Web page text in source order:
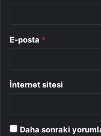
E-posta *
İnternet sitesi
Daha sonraki